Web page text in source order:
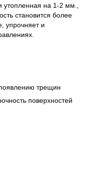
утопленная на 1-2 мм.,
становится более
упрочняет и
трещин
поверхностей